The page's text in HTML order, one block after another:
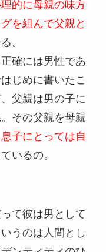
的に母親の味方
を組んで父親と
。
確には男性であ
じめに書いたこ
父親は男の子に
その父親を母親
息子にとっては自
いるの。
て彼は男として
うのは人間とし